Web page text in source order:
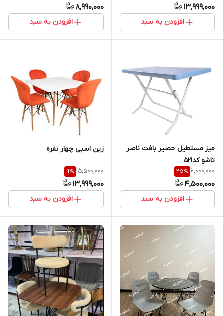
13,999,000
افزودن به سبد
8,990,000
افزودن به سبد
میز مستطیل حصیر بافت ناصر
تاشو کد۵۲۱
6,000,000
25%
4,500,000
افزودن به سبد
زین اسبی چهار نفره
15,500,000
9%
13,999,000
افزودن به سبد